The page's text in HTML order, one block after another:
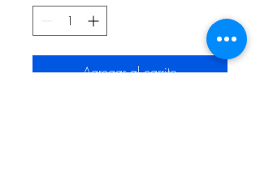
Agregar al carrito